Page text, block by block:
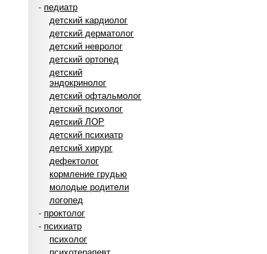
- педиатр
детский кардиолог
детский дерматолог
детский невролог
детский ортопед
детский
эндокринолог
детский офтальмолог
детский психолог
детский ЛОР
детский психиатр
детский хирург
дефектолог
кормление грудью
молодые родители
логопед
- проктолог
- психиатр
психолог